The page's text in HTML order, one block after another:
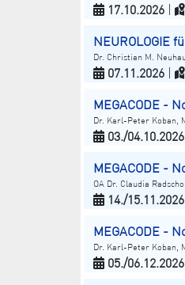
17.10.2026 |
NEUROLOGIE
Dr. Christian M.
07.11.2026 |
MEGACODE -
Dr. Karl-Peter Koban,
03./04.10.2026
MEGACODE -
OA Dr. Claudia
14./15.11.2026
MEGACODE -
Dr. Karl-Peter Koban,
05./06.12.2026